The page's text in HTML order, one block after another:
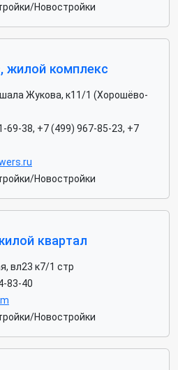
Новостройки
жилой комплекс
Жукова, к11/1 (Хорошёво-
69-38, +7 (499) 967-85-23, +7
Новостройки
квартал
вл23 к7/1 стр
83-40
Новостройки